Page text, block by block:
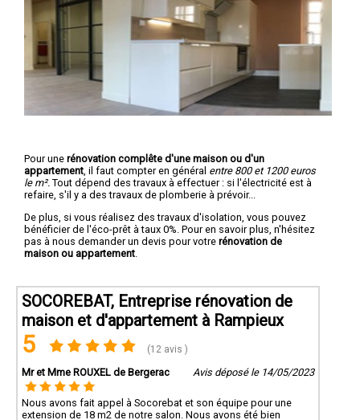
Pour une rénovation complête d'une maison ou d'un
appartement , il faut compter en général entre 800 et 1200 euros
le m². Tout dépend des travaux à effectuer : si l'électricité est à
refaire, s'il y a des travaux de plomberie à prévoir...
De plus, si vous réalisez des travaux d'isolation, vous pouvez
bénéficier de l'éco-prêt à taux 0%. Pour en savoir plus, n'hésitez
pas à nous demander un devis pour votre rénovation de
maison ou appartement
SOCOREBAT, Entreprise rénovation de
maison et d'appartement à Rampieux
5 (12 avis )
Mr et Mme ROUXEL de Bergerac Avis déposé le 14/05/2023
Nous avons fait appel à Socorebat et son équipe pour une
extension de 18 m2 de notre salon. Nous avons été bien